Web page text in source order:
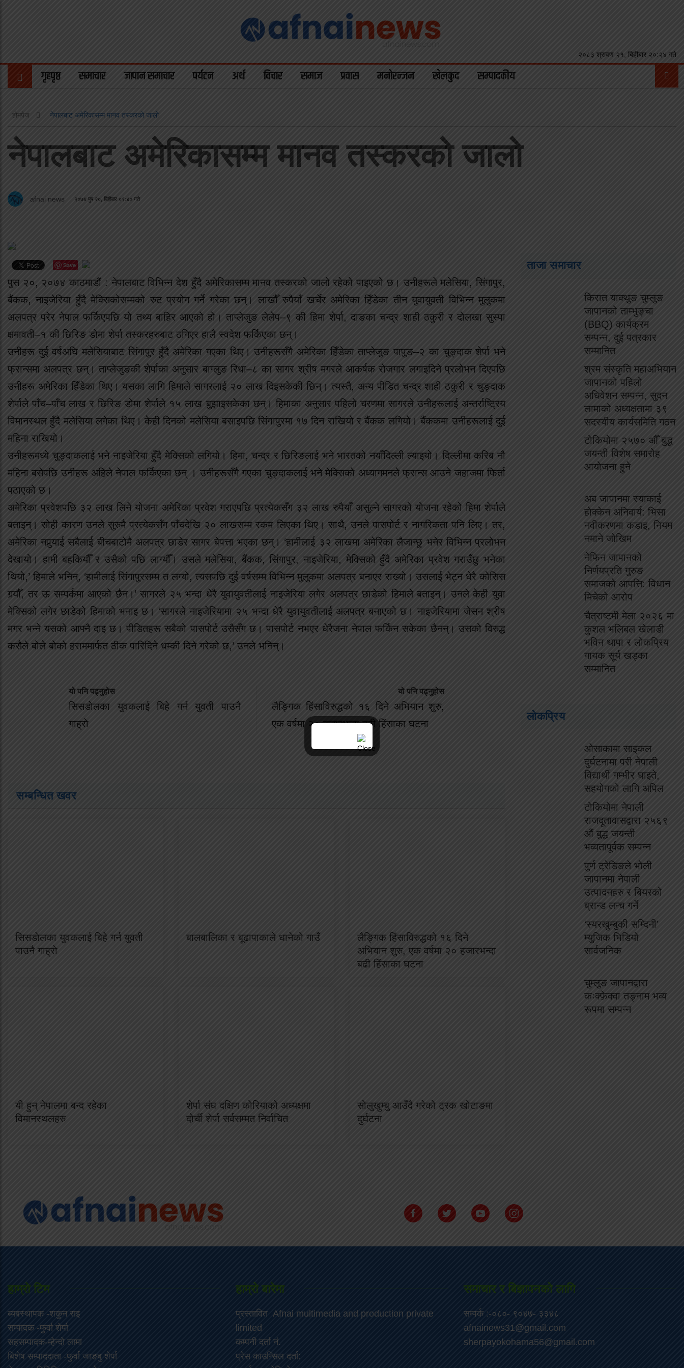
२०८३ श्रावण २१, बिहीबार २०:२४ गते
गृहपृष्ठ समाचार जापान समाचार पर्यटन अर्थ विचार समाज प्रवास मनोरन्जन खेलकुद सम्पादकीय
होमपेज नेपालबाट अमेरिकासम्म मानव तस्करको जालो
नेपालबाट अमेरिकासम्म मानव तस्करको जालो
afnai news २०७४ पुष २०, बिहीबार ०९:४० गते
Save
पुस २०, २०७४ काठमाडौं : नेपालबाट विभिन्न देश हुँदै अमेरिकासम्म मानव तस्करको जालो रहेको पाइएको छ। उनीहरूले मलेसिया, सिंगापुर,
बैंकक, नाइजेरिया हुँदै मेक्सिकोसम्मको रुट प्रयोग गर्ने गरेका छन्। लाखौँ रुपैयाँ खर्चेर अमेरिका हिँडेका तीन युवायुवती विभिन्न मुलुकमा
अलपत्र परेर नेपाल फर्किएपछि यो तथ्य बाहिर आएको हो। ताप्लेजुङ लेलेप–९ की हिमा शेर्पा, दाङका चन्द्र शाही ठकुरी र दोलखा सुस्पा
क्षमावती–१ की छिरिङ डोमा शेर्पा तस्करहरुबाट ठगिएर हालै स्वदेश फर्किएका छन्।
उनीहरू दुई वर्षअघि मलेसियाबाट सिंगापुर हुँदै अमेरिका गएका थिए। उनीहरूसँगै अमेरिका हिँडेका ताप्लेजुङ पापुङ–२ का चुङ्दाक शेर्पा भने
फ्रान्समा अलपत्र छन्। ताप्लेजुङकी शेर्पाका अनुसार बाग्लुङ रिधा–८ का सागर श्रीष मगरले आकर्षक रोजगार लगाइदिने प्रलोभन दिएपछि
उनीहरू अमेरिका हिँडेका थिए। यसका लागि हिमाले सागरलाई २० लाख दिइसकेकी छिन्। त्यस्तै, अन्य पीडित चन्द्र शाही ठकुरी र चुङ्दाक
शेर्पाले पाँच–पाँच लाख र छिरिङ डोमा शेर्पाले १५ लाख बुझाइसकेका छन्। हिमाका अनुसार पहिलो चरणमा सागरले उनीहरूलाई अन्तर्राष्ट्रिय
विमानस्थल हुँदै मलेसिया लगेका थिए। केही दिनको मलेसिया बसाइपछि सिंगापुरमा १७ दिन राखियो र बैंकक लगियो। बैंककमा उनीहरूलाई दुई
महिना राखियो।
उनीहरूमध्ये चुङ्दाकलाई भने नाइजेरिया हुँदै मेक्सिको लगियो। हिमा, चन्द्र र छिरिङलाई भने भारतको नयाँदिल्ली ल्याइयो। दिल्लीमा करिब नौ
महिना बसेपछि उनीहरू अहिले नेपाल फर्किएका छन् । उनीहरूसँगै गएका चुङ्दाकलाई भने मेक्सिको अध्यागमनले फ्रान्स आउने जहाजमा फिर्ता
पठाएको छ।
अमेरिका प्रवेशपछि ३२ लाख लिने योजना अमेरिका प्रवेश गराएपछि प्रत्येकसँग ३२ लाख रुपैयाँ असुल्ने सागरको योजना रहेको हिमा शेर्पाले
बताइन्। सोही कारण उनले सुरुमै प्रत्येकसँग पाँचदेखि २० लाखसम्म रकम लिएका थिए। साथै, उनले पासपोर्ट र नागरिकता पनि लिए। तर,
अमेरिका नपुर्‍याई सबैलाई बीचबाटोमै अलपत्र छाडेर सागर बेपत्ता भएका छन्। ‘हामीलाई ३२ लाखमा अमेरिका लैजान्छु भनेर विभिन्न प्रलोभन
देखायो। हामी बहकियौँ र उसैको पछि लाग्यौँ। उसले मलेसिया, बैंकक, सिंगापुर, नाइजेरिया, मेक्सिको हुँदै अमेरिका प्रवेश गराउँछु भनेका
थियो,’ हिमाले भनिन्, ‘हामीलाई सिंगापुरसम्म त लग्यो, त्यसपछि दुई वर्षसम्म विभिन्न मुलुकमा अलपत्र बनाएर राख्यो। उसलाई भेट्न धेरै कोसिस
गर्‍यौँ, तर ऊ सम्पर्कमा आएको छैन।’ सागरले २५ भन्दा धेरै युवायुवतीलाई नाइजेरिया लगेर अलपत्र छाडेको हिमाले बताइन्। उनले केही युवा
मेक्सिको लगेर छाडेको हिमाको भनाइ छ। ‘सागरले नाइजेरियामा २५ भन्दा धेरै युवायुवतीलाई अलपत्र बनाएको छ। नाइजेरियामा जेसन श्रीष
मगर भन्ने यसको आफ्नै दाइ छ। पीडितहरू सबैको पासपोर्ट उसैसँग छ। पासपोर्ट नभएर धेरैजना नेपाल फर्किन सकेका छैनन्। उसको विरुद्ध
कसैले बोले बोको हराममार्फत ठीक पारिदिने धम्की दिने गरेको छ,’ उनले भनिन्।
यो पनि पढ्नुहोस
सिसडाेलका युवकलाई बिहे गर्न युवती पाउनै
गाह्राे
यो पनि पढ्नुहोस
लैङ्गिक हिंसाविरुद्धको १६ दिने अभियान शुरु,
एक वर्षमा २० हजारभन्दा बढी हिंसाका घटना
सम्बन्धित खवर
सिसडाेलका युवकलाई बिहे गर्न युवती
पाउनै गाह्राे
बालबालिका र बूढापाकाले धानेको गाउँ
लैङ्गिक हिंसाविरुद्धको १६ दिने
अभियान शुरु, एक वर्षमा २० हजारभन्दा
बढी हिंसाका घटना
यी हुन् नेपालमा बन्द रहेका
विमानस्थलहरु
शेर्पा संघ दक्षिण कोरियाको अध्यक्षमा
दोर्ची शेर्पा सर्वसम्मत निर्वाचित
सोलुखुम्बु आउँदै गरेको ट्रक खोटाङमा
दुर्घटना
ताजा समाचार
किरात याक्थुङ चुम्लुङ
जापानको ताम्भुङ्चा
(BBQ) कार्यक्रम
सम्पन्न, दुई पत्रकार
सम्मानित
श्रम संस्कृति महाअभियान
जापानको पहिलो
अधिवेशन सम्पन्न, सुदन
लामाको अध्यक्षतामा ३९
सदस्यीय कार्यसमिति गठन
टोकियोमा २५७० औँ बुद्ध
जयन्ती विशेष समारोह
आयोजना हुने
अब जापानमा स्याकाई
होक्केन अनिवार्य: भिसा
नवीकरणमा कडाइ, नियम
नमाने जोखिम
नेफिन जापानको
निर्णयप्रति गुरुङ
समाजको आपत्ति: विधान
मिचेको आरोप
चैत्राष्टमी मेला २०२६ मा
कुशल भलिबल खेलाडी
भविन थापा र लोकप्रिय
गायक सूर्य खड्का
सम्मानित
लोकप्रिय
ओसाकामा साइकल
दुर्घटनामा परी नेपाली
विद्यार्थी गम्भीर घाइते,
सहयोगको लागि अपिल
टोकियोमा नेपाली
राजदूतावासद्वारा २५६९
औं बुद्ध जयन्ती
भव्यतापूर्वक सम्पन्न
पुर्ण ट्रेडिङले भोली
जापानमा नेपाली
उत्पादनहरु र बियरको
ब्रान्ड लन्च गर्ने
‘स्यरखुम्बुकी सम्दिनी’
म्युजिक भिडियो
सार्वजनिक
चुम्लुङ जापानद्वारा
कःक्फ़ेक्वा तङ्नाम भव्य
रूपमा सम्पन्न
हाम्राे टिम
ब्यबस्थापक -शकुन राइ
सम्पादक -फुर्वा शेर्पा
सहसम्पादक-म्हेन्दो लामा
‍बिशेष सम्पाददाता -फुर्वा जा‌ङबु शेर्पा
हाम्रो बारेमा
प्रस्तावित Afnai multimedia and production private
limited
कम्पनी दर्ता नं.
प्रेस काउन्सिल दर्ता:
समाचार र बिज्ञापनको लागि
सम्पर्क :-०८०- ९०४७- ३३४८
afnainews31@gmail.com
sherpayokohama56@gmail.com